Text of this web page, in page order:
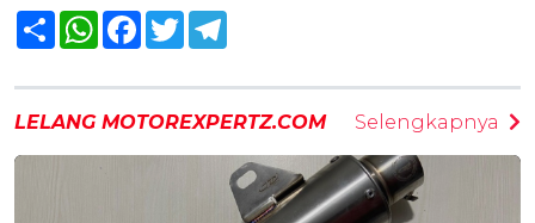
Share WhatsAppFacebook
Twitter
LELANG MOTOREXPERTZ.COM Selengkapnya